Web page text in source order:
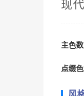
现
主色数
点缀色